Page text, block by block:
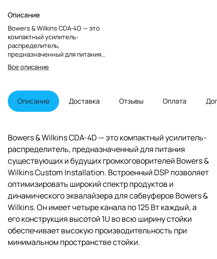
Описание
Bowers & Wilkins CDA-4D — это
компактный усилитель-
распределитель,
предназначенный для питания
существующих и будущих
громкоговорителей Bowers &
Встроенный DSP позволяет
оптимизировать широкий спектр
продуктов и динамического
четыре канала по 125 Вт каждый,
а его конструкция высотой 1U во
всю ширину стойки
обеспечивает высокую
производительность при
минимальном пространстве
стойки.
Все описание
Описание Доставка Отзывы Оплата
Bowers & Wilkins CDA-4D — это компактный усилитель-
распределитель, предназначенный для питания
существующих и будущих громкоговорителей Bowers &
Wilkins Custom Installation. Встроенный DSP позволяет
оптимизировать широкий спектр продуктов и
динамического эквалайзера для сабвуферов Bowers &
Wilkins. Он имеет четыре канала по 125 Вт каждый, а
его конструкция высотой 1U во всю ширину стойки
обеспечивает высокую производительность при
минимальном пространстве стойки.